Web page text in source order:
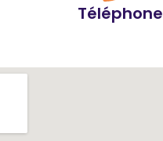
Téléphone